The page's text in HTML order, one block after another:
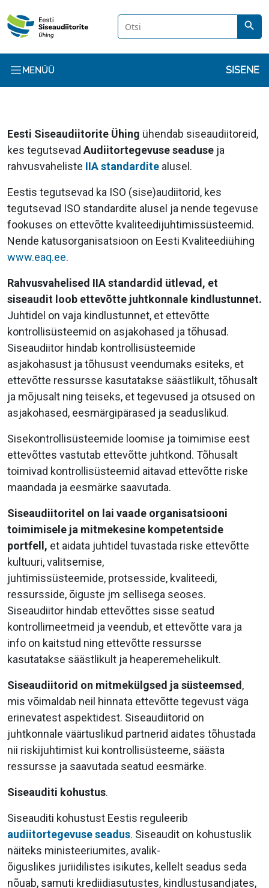
search
MENÜÜ SISENE
Eesti Siseaudiitorite Ühing ühendab siseaudiitoreid,
kes tegutsevad Audiitortegevuse seaduse ja
rahvusvaheliste IIA standardite alusel.
Eestis tegutsevad ka ISO (sise)audiitorid, kes
tegutsevad ISO standardite alusel ja nende tegevuse
fookuses on ettevõtte kvaliteedijuhtimissüsteemid.
Nende katusorganisatsioon on Eesti Kvaliteediühing
www.eaq.ee.
Rahvusvahelised IIA standardid ütlevad, et
siseaudit loob ettevõtte juhtkonnale kindlustunnet.
Juhtidel on vaja kindlustunnet, et ettevõtte
kontrollisüsteemid on asjakohased ja tõhusad.
Siseaudiitor hindab kontrollisüsteemide
asjakohasust ja tõhusust veendumaks esiteks, et
ettevõtte ressursse kasutatakse säästlikult, tõhusalt
ja mõjusalt ning teiseks, et tegevused ja otsused on
asjakohased, eesmärgipärased ja seaduslikud.
Sisekontrollisüsteemide loomise ja toimimise eest
ettevõttes vastutab ettevõtte juhtkond. Tõhusalt
toimivad kontrollisüsteemid aitavad ettevõtte riske
maandada ja eesmärke saavutada.
Siseaudiitoritel on lai vaade organisatsiooni
toimimisele ja mitmekesine kompetentside
portfell, et aidata juhtidel tuvastada riske ettevõtte
kultuuri, valitsemise,
juhtimissüsteemide, protsesside, kvaliteedi,
ressursside, õiguste jm sellisega seoses.
Siseaudiitor hindab ettevõttes sisse seatud
kontrollimeetmeid ja veendub, et ettevõtte vara ja
info on kaitstud ning ettevõtte ressursse
kasutatakse säästlikult ja heaperemehelikult.
Siseaudiitorid on mitmekülgsed ja süsteemsed,
mis võimaldab neil hinnata ettevõtte tegevust väga
erinevatest aspektidest. Siseaudiitorid on
juhtkonnale väärtuslikud partnerid aidates tõhustada
nii riskijuhtimist kui kontrollisüsteeme, säästa
ressursse ja saavutada seatud eesmärke.
Siseauditi kohustus.
Siseauditi kohustust Eestis reguleerib
audiitortegevuse seadus. Siseaudit on kohustuslik
näiteks ministeeriumites, avalik-
õiguslikes juriidilistes isikutes, kellelt seadus seda
nõuab, samuti krediidiasutustes, kindlustusandjates,